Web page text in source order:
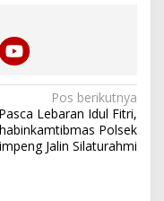
Pos berikutnya
Pasca Lebaran Idul Fitri,
Polsek
Jalin Silaturahmi